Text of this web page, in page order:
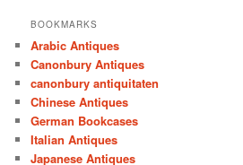
BOOKMARKS
Arabic Antiques
Canonbury Antiques
canonbury antiquitaten
Chinese Antiques
German Bookcases
Italian Antiques
Japanese Antiques